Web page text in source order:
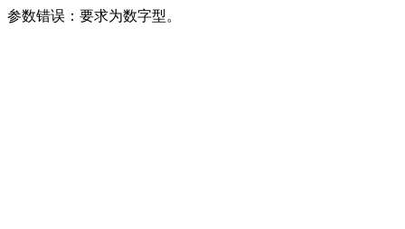
参数错误：要求为数字型。